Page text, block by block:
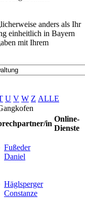
anders als Ihr
einheitlich in Bayern
mit Ihrem
U V W Z ALLE
in
Online-
Dienste
Fußeder
Daniel
Häglsperger
Constanze